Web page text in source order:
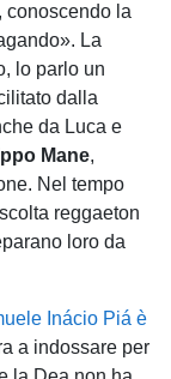
conoscendo la
La
lo parlo un
dalla
da Luca e
Mane,
Nel tempo
reggaeton
loro da
Inácio Piá è
a indossare per